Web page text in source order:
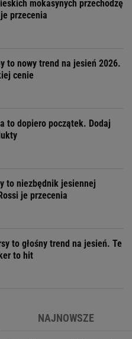
mokasynych przechodzę
przecenia
to nowy trend na jesień 2026.
cenie
to dopiero początek. Dodaj
to niezbędnik jesiennej
je przecenia
to głośny trend na jesień. Te
to hit
NAJNOWSZE